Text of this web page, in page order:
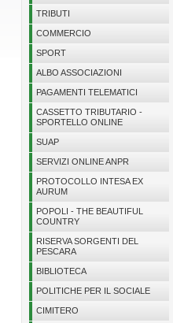
TRIBUTI
COMMERCIO
SPORT
ALBO ASSOCIAZIONI
PAGAMENTI TELEMATICI
CASSETTO TRIBUTARIO -
SPORTELLO ONLINE
SUAP
SERVIZI ONLINE ANPR
PROTOCOLLO INTESA EX
AURUM
POPOLI - THE BEAUTIFUL
COUNTRY
RISERVA SORGENTI DEL
PESCARA
BIBLIOTECA
POLITICHE PER IL SOCIALE
CIMITERO